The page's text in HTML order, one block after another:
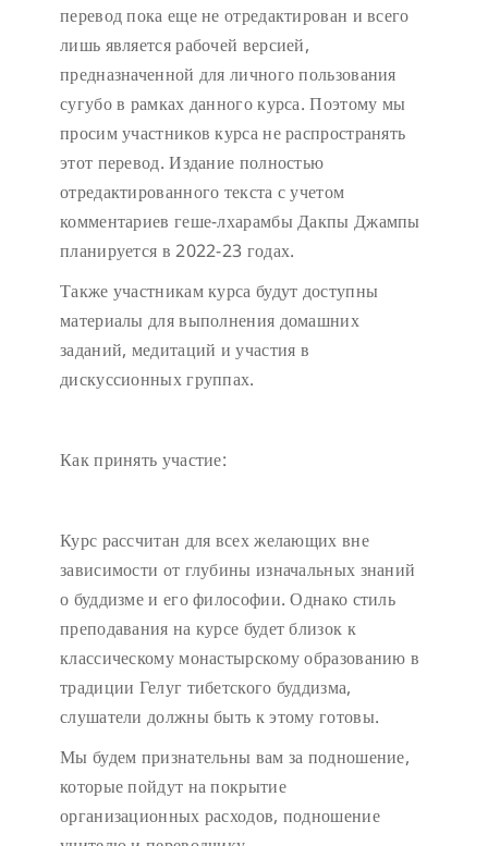
перевод пока еще не отредактирован и всего
лишь является рабочей версией,
предназначенной для личного пользования
сугубо в рамках данного курса. Поэтому мы
просим участников курса не распространять
этот перевод. Издание полностью
отредактированного текста с учетом
комментариев геше-лхарамбы Дакпы Джампы
планируется в 2022-23 годах.
Также участникам курса будут доступны
материалы для выполнения домашних
заданий, медитаций и участия в
дискуссионных группах.
Как принять участие:
Курс рассчитан для всех желающих вне
зависимости от глубины изначальных знаний
о буддизме и его философии. Однако стиль
преподавания на курсе будет близок к
классическому монастырскому образованию в
традиции Гелуг тибетского буддизма,
слушатели должны быть к этому готовы.
Мы будем признательны вам за подношение,
которые пойдут на покрытие
организационных расходов, подношение